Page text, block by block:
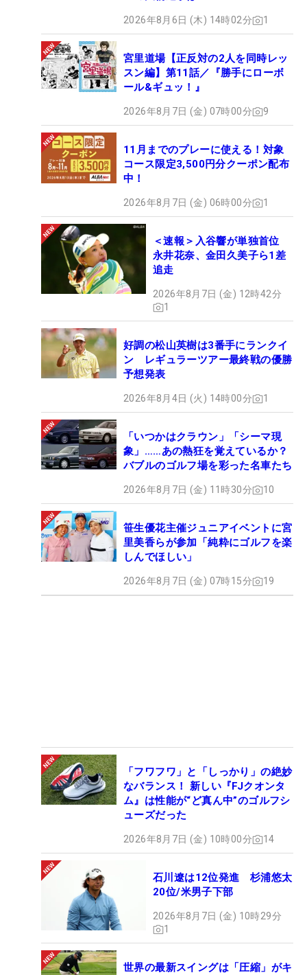
2026年8月6日 (木) 14時02分 1
宮里道場【正反対の2人を同時レッ
スン編】第11話／『勝手にローボ
ール&ギュッ！』
2026年8月7日 (金) 07時00分 9
11月までのプレーに使える！対象
コース限定3,500円分クーポン配布
中！
2026年8月7日 (金) 06時00分 1
＜速報＞入谷響が単独首位
永井花奈、金田久美子ら1差
追走
2026年8月7日 (金) 12時42分
1
好調の松山英樹は3番手にランクイ
ン レギュラーツアー最終戦の優勝
予想発表
2026年8月4日 (火) 14時00分 1
「いつかはクラウン」「シーマ現
象」……あの熱狂を覚えているか？
バブルのゴルフ場を彩った名車たち
2026年8月7日 (金) 11時30分 10
笹生優花主催ジュニアイベントに宮
里美香らが参加「純粋にゴルフを楽
しんでほしい」
2026年8月7日 (金) 07時15分 19
「フワフワ」と「しっかり」の絶妙
なバランス！ 新しい『FJクオンタ
ム』は性能が“ど真ん中”のゴルフシ
ューズだった
2026年8月7日 (金) 10時00分 14
石川遼は12位発進 杉浦悠太
20位/米男子下部
2026年8月7日 (金) 10時29分
1
世界の最新スイングは「圧縮」がキ